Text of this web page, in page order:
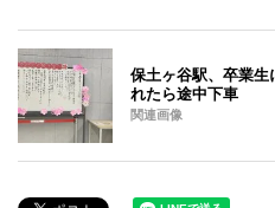
保土ヶ谷駅、卒業生
れたら途中下車
関連画像